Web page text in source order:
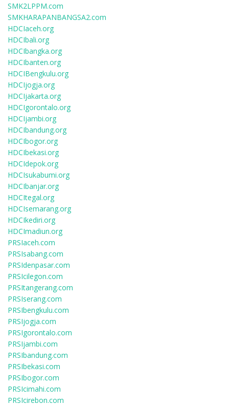
SMK2LPPM.com
SMKHARAPANBANGSA2.com
HDCIaceh.org
HDCIbali.org
HDCIbangka.org
HDCIbanten.org
HDCIBengkulu.org
HDCIjogja.org
HDCIjakarta.org
HDCIgorontalo.org
HDCIjambi.org
HDCIbandung.org
HDCIbogor.org
HDCIbekasi.org
HDCIdepok.org
HDCIsukabumi.org
HDCIbanjar.org
HDCItegal.org
HDCIsemarang.org
HDCIkediri.org
HDCImadiun.org
PRSIaceh.com
PRSIsabang.com
PRSIdenpasar.com
PRSIcilegon.com
PRSItangerang.com
PRSIserang.com
PRSIbengkulu.com
PRSIjogja.com
PRSIgorontalo.com
PRSIjambi.com
PRSIbandung.com
PRSIbekasi.com
PRSIbogor.com
PRSIcimahi.com
PRSIcirebon.com